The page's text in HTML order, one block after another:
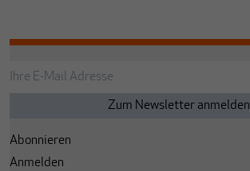
Abonnieren
Anmelden